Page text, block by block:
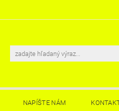
NAPÍŠTE NÁM